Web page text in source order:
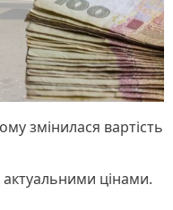
змінилася вартість
актуальними цінами.